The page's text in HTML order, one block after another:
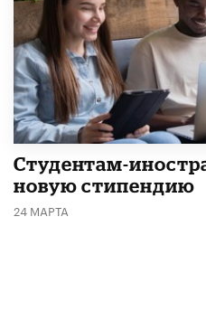
Студентам-
новую стипендию
24 МАРТА